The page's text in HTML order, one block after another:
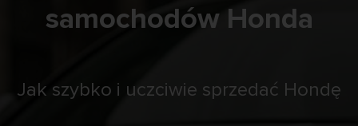
samochodów Honda
Jak szybko i uczciwie sprzedać Hondę